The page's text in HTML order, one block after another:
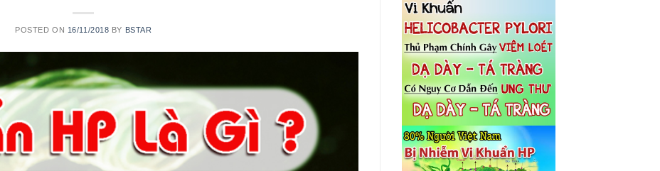
POSTED ON 16/11/2018 BY BSTAR